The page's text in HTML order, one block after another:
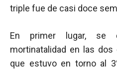
triple fue de casi doce
En primer lugar, se
mortinatalidad en las
que estuvo en torno al